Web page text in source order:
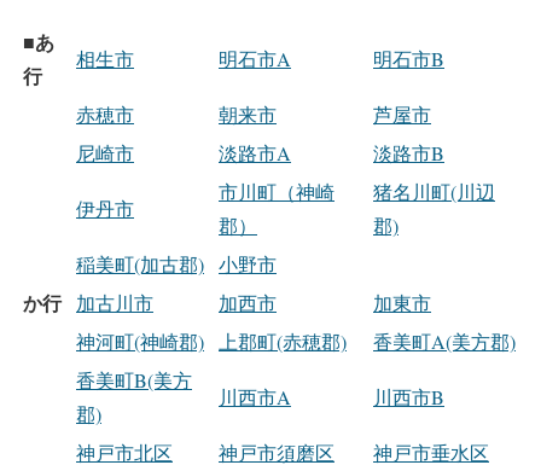
■あ
行
相生市 明石市A 明石市B
赤穂市 朝来市
芦屋市
尼崎市
淡路市A 淡路市B
伊丹市
市川町（神崎
郡）
猪名川町(川辺
郡)
稲美町(加古郡) 小野市
か行 加古川市 加西市
加東市
神河町(神崎郡) 上郡町(赤穂郡)
香美町A(美方郡)
香美町B(美方
郡)
川西市A 川西市B
神戸市北区 神戸市須磨区
神戸市垂水区